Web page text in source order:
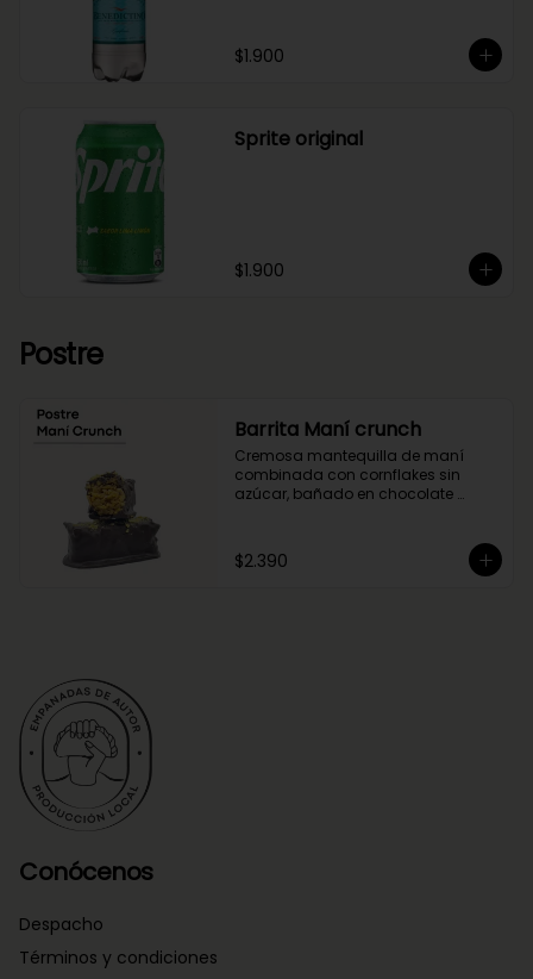
$1.900
Sprite original
$1.900
Postre
Barrita Maní crunch
Cremosa mantequilla de maní
combinada con cornflakes sin
azúcar, bañado en chocolate
$2.390
Conócenos
Despacho
Términos y condiciones